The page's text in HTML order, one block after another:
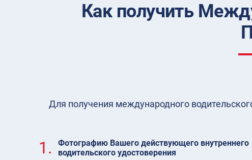
Как получить
Для получения международного
1.
Фотографию Вашего действующего внутреннего
водительского удостоверения